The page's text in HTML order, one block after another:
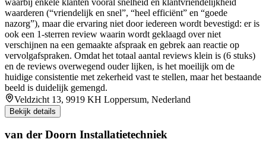
waarderen (“vriendelijk en snel”, “heel efficiënt” en “goede
nazorg”), maar die ervaring niet door iedereen wordt bevestigd: er is
ook een 1-sterren review waarin wordt geklaagd over niet
verschijnen na een gemaakte afspraak en gebrek aan reactie op
vervolgafspraken. Omdat het totaal aantal reviews klein is (6 stuks)
en de reviews overwegend ouder lijken, is het moeilijk om de
huidige consistentie met zekerheid vast te stellen, maar het bestaande
beeld is duidelijk gemengd.
Veldzicht 13, 9919 KH Loppersum, Nederland
Bekijk details
van der Doorn Installatietechniek